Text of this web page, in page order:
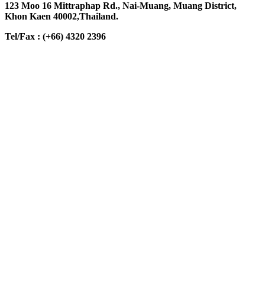
123 Moo 16 Mittraphap Rd., Nai-Muang, Muang District,
Khon Kaen 40002,Thailand.
Tel/Fax : (+66) 4320 2396